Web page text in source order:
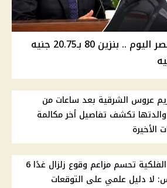
أسعار الوقود في مصر اليوم .. بنزين 80 بـ20.75 جنيه
عروس الشرقية بعد ساعات من
والدتها تكشف تفاصيل أخر مكالمة
الأخيرة
البحوث الفلكية تحسم مزاعم وقوع زلزال غدًا 6
دليل علمي على التوقعات